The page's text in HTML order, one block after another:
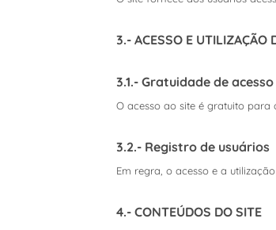
3.- ACESSO E UTILIZAÇÃO
3.1.- Gratuidade de
O acesso ao site é gratuito para
3.2.- Registro de usuários
Em regra, o acesso e a
4.- CONTEÚDOS DO SITE